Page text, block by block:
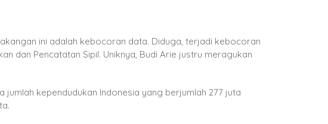
ini adalah kebocoran data. Diduga, terjadi kebocoran
dan Pencatatan Sipil. Uniknya, Budi Arie justru meragukan
kependudukan Indonesia yang berjumlah 277 juta